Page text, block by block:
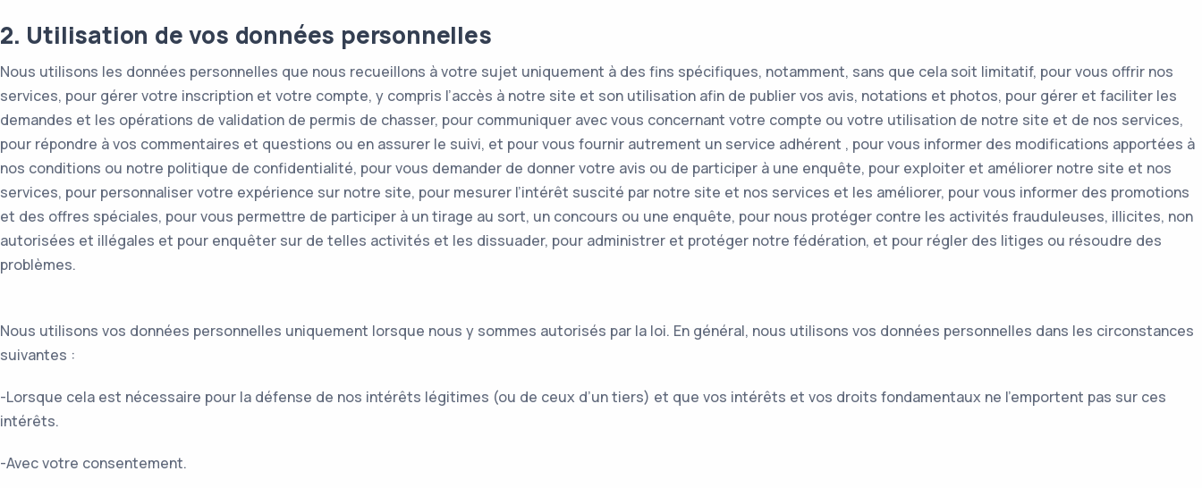
2. Utilisation de vos données personnelles
Nous utilisons les données personnelles que nous recueillons à votre sujet uniquement à des fins spécifiques, notamment, sans que cela soit limitatif, pour vous offrir nos
services, pour gérer votre inscription et votre compte, y compris l’accès à notre site et son utilisation afin de publier vos avis, notations et photos, pour gérer et faciliter les
demandes et les opérations de validation de permis de chasser, pour communiquer avec vous concernant votre compte ou votre utilisation de notre site et de nos services,
pour répondre à vos commentaires et questions ou en assurer le suivi, et pour vous fournir autrement un service adhérent , pour vous informer des modifications apportées à
nos conditions ou notre politique de confidentialité, pour vous demander de donner votre avis ou de participer à une enquête, pour exploiter et améliorer notre site et nos
services, pour personnaliser votre expérience sur notre site, pour mesurer l’intérêt suscité par notre site et nos services et les améliorer, pour vous informer des promotions
et des offres spéciales, pour vous permettre de participer à un tirage au sort, un concours ou une enquête, pour nous protéger contre les activités frauduleuses, illicites, non
autorisées et illégales et pour enquêter sur de telles activités et les dissuader, pour administrer et protéger notre fédération, et pour régler des litiges ou résoudre des
problèmes.
Nous utilisons vos données personnelles uniquement lorsque nous y sommes autorisés par la loi. En général, nous utilisons vos données personnelles dans les circonstances
suivantes :
-Lorsque cela est nécessaire pour la défense de nos intérêts légitimes (ou de ceux d’un tiers) et que vos intérêts et vos droits fondamentaux ne l’emportent pas sur ces
intérêts.
-Avec votre consentement.